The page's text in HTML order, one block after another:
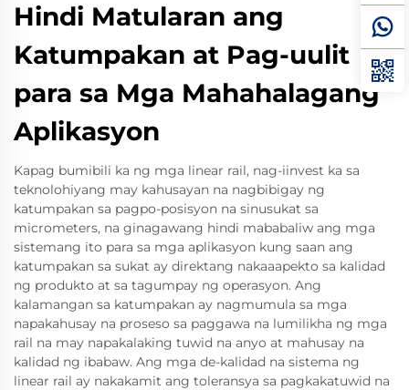
Hindi Matularan ang
Katumpakan at Pag-uulit
para sa Mga Mahahalagang
Aplikasyon
Kapag bumibili ka ng mga linear rail, nag-iinvest ka sa
teknolohiyang may kahusayan na nagbibigay ng
katumpakan sa pagpo-posisyon na sinusukat sa
micrometers, na ginagawang hindi mababaliw ang mga
sistemang ito para sa mga aplikasyon kung saan ang
katumpakan sa sukat ay direktang nakaaapekto sa kalidad
ng produkto at sa tagumpay ng operasyon. Ang
kalamangan sa katumpakan ay nagmumula sa mga
napakahusay na proseso sa paggawa na lumilikha ng mga
rail na may napakalaking tuwid na anyo at mahusay na
kalidad ng ibabaw. Ang mga de-kalidad na sistema ng
linear rail ay nakakamit ang toleransya sa pagkakatuwid na